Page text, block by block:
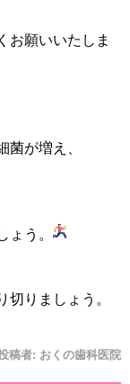
たしま
が増え、
う。
ょう。
稿者: おくの歯科医院